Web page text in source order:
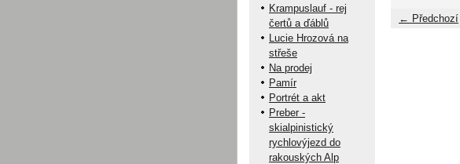
← Předchozí
Krampuslauf - rej
čertů a ďáblů
Lucie Hrozová na
střeše
Na prodej
Pamír
Portrét a akt
Preber -
skialpinistický
rychlovýjezd do
rakouských Alp